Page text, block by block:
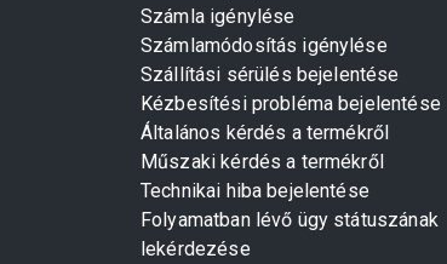
Számla igénylése
Számlamódosítás igénylése
Szállítási sérülés bejelentése
Kézbesítési probléma bejelentése
Általános kérdés a termékről
Műszaki kérdés a termékről
Technikai hiba bejelentése
Folyamatban lévő ügy státuszának
lekérdezése